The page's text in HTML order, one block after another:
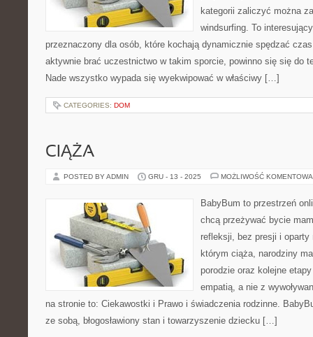
kategorii zaliczyć można
windsurfing. To
przeznaczony dla osób, które kochają dynamicznie spędzać
aktywnie brać uczestnictwo w takim sporcie, powinno się się do
Nade wszystko wypada się wyekwipować w właściwy […]
CATEGORIES: DOM
CIĄŻA
POSTED BY ADMIN GRU - 13 - 2025 MOŻLIWOŚĆ
BabyBum to przestrzeń
chcą przeżywać bycie
refleksji, bez presji i
którym ciąża, narodziny
porodzie oraz kolejne
empatią, a nie z
na stronie to: Ciekawostki i Prawo i świadczenia rodzinne.
ze sobą, błogosławiony stan i towarzyszenie dziecku […]